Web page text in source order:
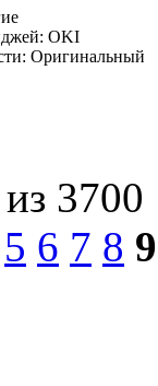
OKI
Оригинальный
3700
5 6 7 8 9